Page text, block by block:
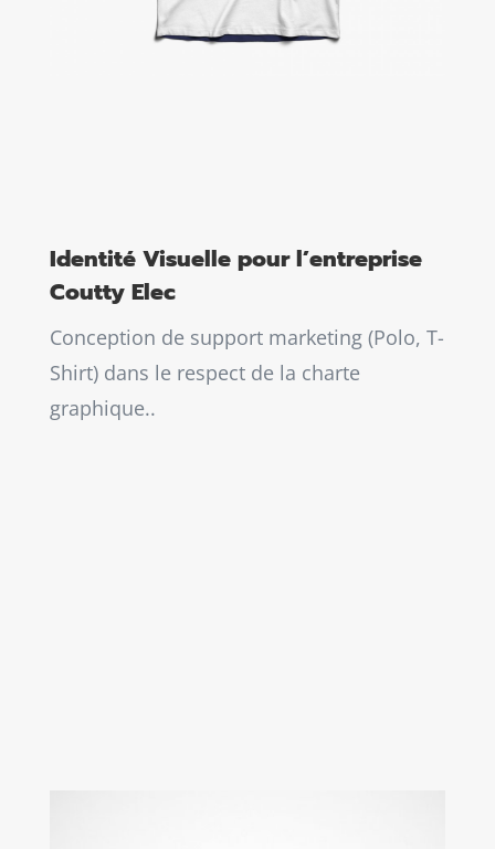
Identité Visuelle pour l’entreprise
Coutty Elec
Conception de support marketing (Polo, T-
Shirt) dans le respect de la charte
graphique..